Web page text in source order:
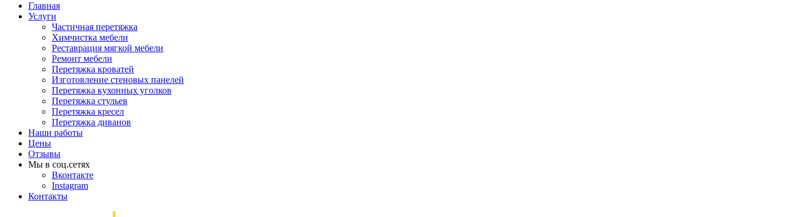
Главная
Услуги
Частичная перетяжка
Химчистка мебели
Реставрация мягкой мебели
Ремонт мебели
Перетяжка кроватей
Изготовление стеновых панелей
Перетяжка кухонных уголков
Перетяжка стульев
Перетяжка кресел
Перетяжка диванов
Наши работы
Цены
Отзывы
Мы в соц.сетях
Вконтакте
Instagram
Контакты